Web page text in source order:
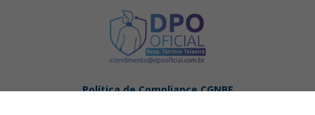
Política de Compliance CGNBE